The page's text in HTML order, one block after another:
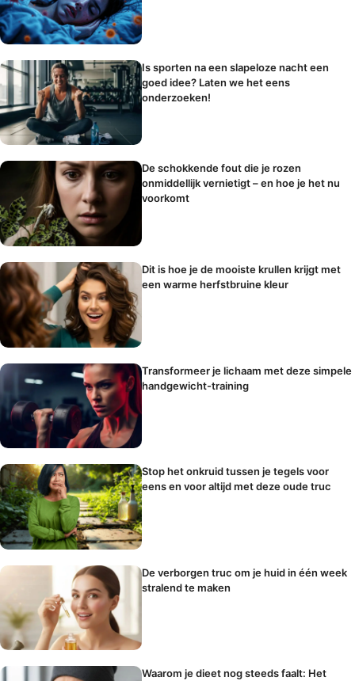
Is sporten na een slapeloze nacht een
goed idee? Laten we het eens
onderzoeken!
De schokkende fout die je rozen
onmiddellijk vernietigt – en hoe je het nu
voorkomt
Dit is hoe je de mooiste krullen krijgt met
een warme herfstbruine kleur
Transformeer je lichaam met deze simpele
handgewicht-training
Stop het onkruid tussen je tegels voor
eens en voor altijd met deze oude truc
De verborgen truc om je huid in één week
stralend te maken
Waarom je dieet nog steeds faalt: Het